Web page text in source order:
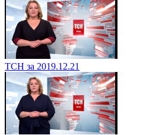
ТСН за 2019.12.21